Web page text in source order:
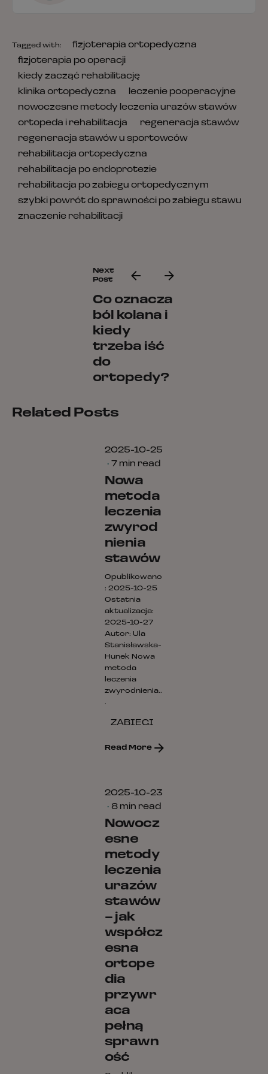
Tagged with:
fizjoterapia ortopedyczna
fizjoterapia po operacji
kiedy zacząć rehabilitację
klinika ortopedyczna
leczenie pooperacyjne
nowoczesne metody leczenia urazów stawów
ortopeda i rehabilitacja
regeneracja stawów
regeneracja stawów u sportowców
rehabilitacja ortopedyczna
rehabilitacja po endoprotezie
rehabilitacja po zabiegu ortopedycznym
szybki powrót do sprawności po zabiegu stawu
znaczenie rehabilitacji
Next
Post
Co oznacza
ból kolana i
kiedy
trzeba iść
do
ortopedy?
Related Posts
Stanisławska-
Hunek
2025-10-25
7 min read
Nowa
metoda
leczenia
zwyrod
nienia
stawów
Opublikowano
: 2025-10-25
Ostatnia
aktualizacja:
2025-10-27
Autor: Ula
Stanisławska-
Hunek Nowa
metoda
leczenia
zwyrodnienia..
.
ZABIEGI
Read More
Posted by
Hunek
2025-10-23
8 min read
Nowocz
esne
metody
leczenia
urazów
stawów
– jak
współcz
esna
ortope
dia
przywr
aca
pełną
sprawn
ość